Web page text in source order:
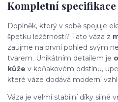
Kompletní specifikace
Doplněk, který v sobě spojuje
špetku ležérnosti? Tato váza z
zaujme na první pohled svým
tvarem. Unikátním detailem je
kůže v koňakovém odstínu,
které váze dodává moderní
Váza je velmi stabilní díky silné